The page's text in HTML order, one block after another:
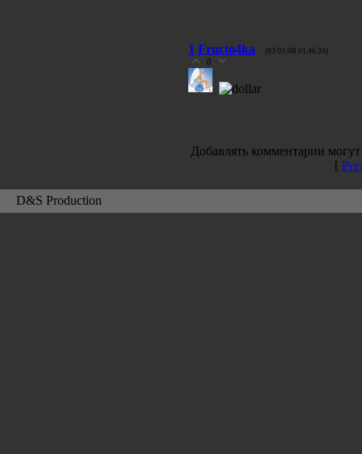
1 Fructo4ka (03/01/08 01.46.34)
0
Добавлять комментарии
[
D&S Production